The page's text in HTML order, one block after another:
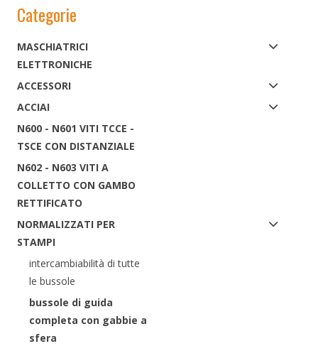
Categorie
MASCHIATRICI
ELETTRONICHE
ACCESSORI
ACCIAI
N600 - N601 VITI TCCE -
TSCE CON DISTANZIALE
N602 - N603 VITI A
COLLETTO CON GAMBO
RETTIFICATO
NORMALIZZATI PER
STAMPI
intercambiabilità di tutte
le bussole
bussole di guida
completa con gabbie a
sfera